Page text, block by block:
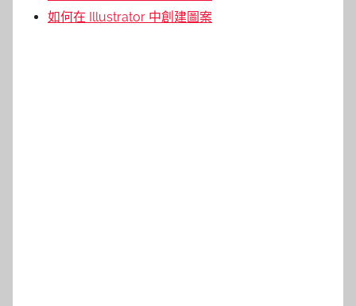
如何在 Illustrator 中創建圖案